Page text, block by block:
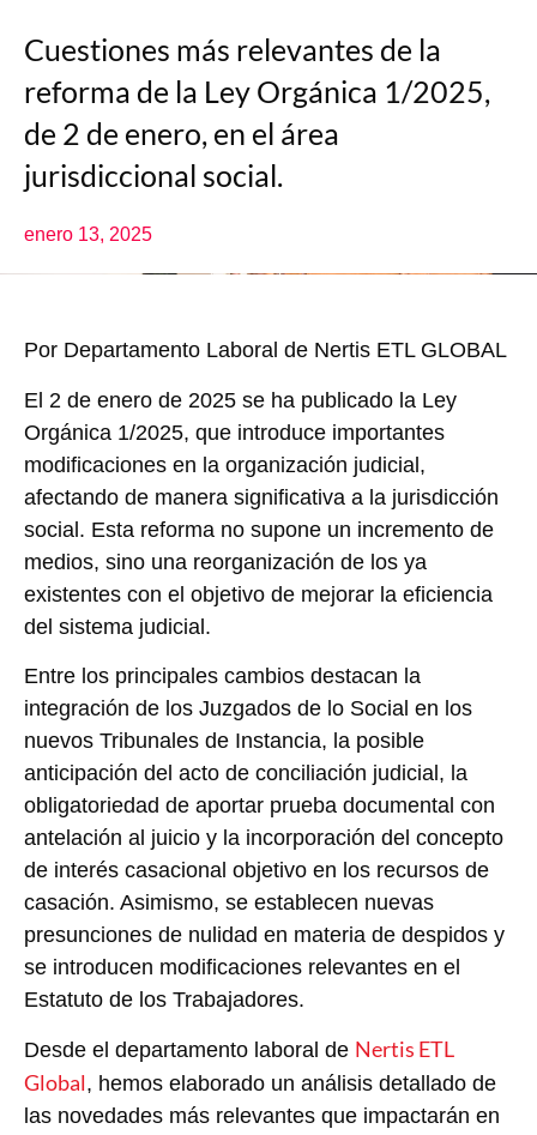
Cuestiones más relevantes de la
reforma de la Ley Orgánica 1/2025,
de 2 de enero, en el área
jurisdiccional social.
enero 13, 2025
Por Departamento Laboral de Nertis ETL GLOBAL
El 2 de enero de 2025 se ha publicado la Ley
Orgánica 1/2025, que introduce importantes
modificaciones en la organización judicial,
afectando de manera significativa a la jurisdicción
social. Esta reforma no supone un incremento de
medios, sino una reorganización de los ya
existentes con el objetivo de mejorar la eficiencia
del sistema judicial.
Entre los principales cambios destacan la
integración de los Juzgados de lo Social en los
nuevos Tribunales de Instancia, la posible
anticipación del acto de conciliación judicial, la
obligatoriedad de aportar prueba documental con
antelación al juicio y la incorporación del concepto
de interés casacional objetivo en los recursos de
casación. Asimismo, se establecen nuevas
presunciones de nulidad en materia de despidos y
se introducen modificaciones relevantes en el
Estatuto de los Trabajadores.
Desde el departamento laboral de Nertis ETL
Global, hemos elaborado un análisis detallado de
las novedades más relevantes que impactarán en